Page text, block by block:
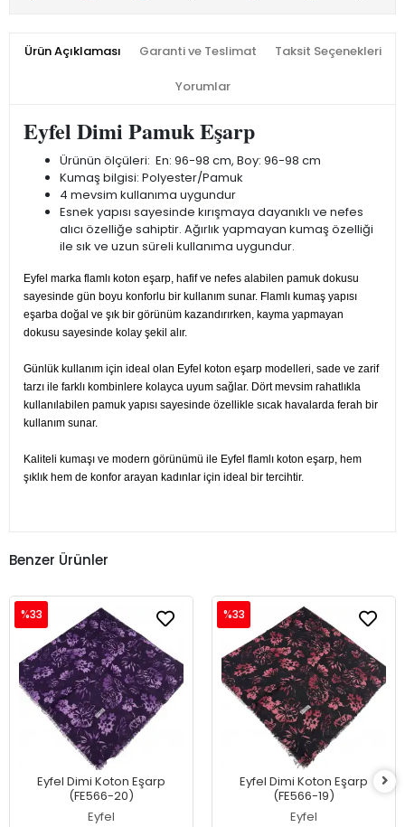
Ürün Açıklaması Garanti ve Teslimat Taksit Seçenekleri
Yorumlar
Eyfel Dimi Pamuk Eşarp
Ürünün ölçüleri: En: 96-98 cm, Boy: 96-98 cm
Kumaş bilgisi: Polyester/Pamuk
4 mevsim kullanıma uygundur
Esnek yapısı sayesinde kırışmaya dayanıklı ve nefes
alıcı özelliğe sahiptir. Ağırlık yapmayan kumaş özelliği
ile sık ve uzun süreli kullanıma uygundur.
Eyfel marka flamlı koton eşarp, hafif ve nefes alabilen pamuk dokusu
sayesinde gün boyu konforlu bir kullanım sunar. Flamlı kumaş yapısı
eşarba doğal ve şık bir görünüm kazandırırken, kayma yapmayan
dokusu sayesinde kolay şekil alır.
Günlük kullanım için ideal olan Eyfel koton eşarp modelleri, sade ve zarif
tarzı ile farklı kombinlere kolayca uyum sağlar. Dört mevsim rahatlıkla
kullanılabilen pamuk yapısı sayesinde özellikle sıcak havalarda ferah bir
kullanım sunar.
Kaliteli kumaşı ve modern görünümü ile Eyfel flamlı koton eşarp, hem
şıklık hem de konfor arayan kadınlar için ideal bir tercihtir.
Benzer Ürünler
Eyfel Dimi Koton Eşarp
(FE566-20)
Eyfel
%33
Eyfel Dimi Koton Eşarp
(FE566-19)
Eyfel
%33